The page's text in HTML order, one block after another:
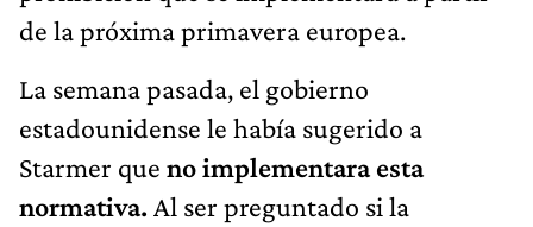
de la próxima primavera europea.
La semana pasada, el gobierno
estadounidense le había sugerido a
Starmer que no implementara esta
normativa. Al ser preguntado si la